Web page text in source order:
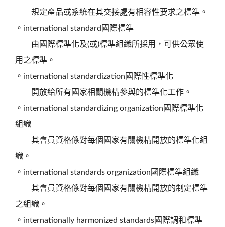
規定產品或系統在其交接處有相容性要求之標準。
。international standard國際標準
由國際標準化及(或)標準組織所採用，可供公眾使
用之標準。
。international standardization國際性標準化
開放給所有國家相關機構參與的標準化工作。
。international standardizing organization國際標準化
組織
其會員資格係對每個國家有關機構開放的標準化組
織。
。international standards organization國際標準組織
其會員資格係對每個國家有關機構開放的制定標準
之組織。
。internationally harmonized standards國際調和標準